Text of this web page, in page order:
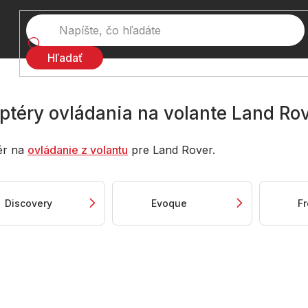
Hľadať
ovládania na volante Land
na ovládanie z volantu pre Land Rover.
Discovery Evoque